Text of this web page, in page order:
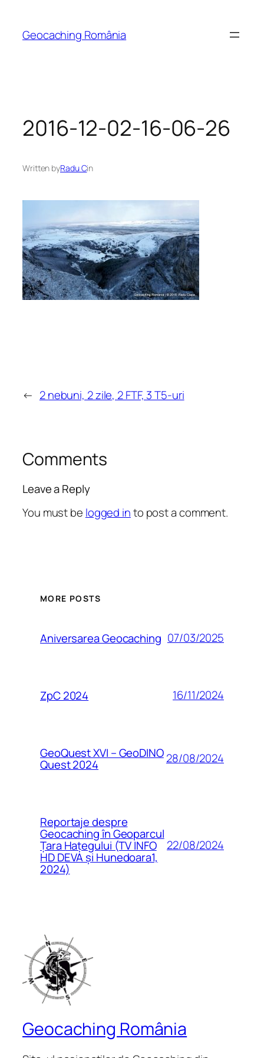
content
Geocaching România
2016-12-02-16-06-26
Written byRadu Cin
← 2 nebuni, 2 zile, 2 FTF, 3 T5-uri
Comments
Leave a Reply
You must be logged into post a comment.
MORE POSTS
Aniversarea Geocaching 07/03/2025
ZpC 2024 16/11/2024
GeoQuest XVI – GeoDINO
Quest 2024 28/08/2024
Reportaje despre
Geocaching în Geoparcul
Țara Hațegului (TV INFO
HD DEVA și Hunedoara1,
2024)
22/08/2024
Geocaching România